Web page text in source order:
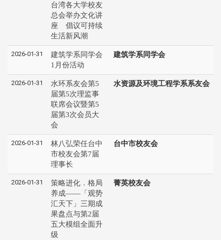
台湾各大学校友
总会举办文化讲
座 倡议可持续
生活新风潮
2026-01-31
建筑学系同学会
1月份活动
建筑学系同学会
2026-01-31
水环系友会第5
届第5次理监事
联席会议暨第5
届第3次会员大
会
水资源及环境工程学系系友会
2026-01-31
林八弘荣任台中
市校友会第7届
理事长
台中市校友会
2026-01-31
策略进化．格局
养成——「观势
汇天下」三期成
果盘点与第2届
五大模组全面升
级
菁英校友会